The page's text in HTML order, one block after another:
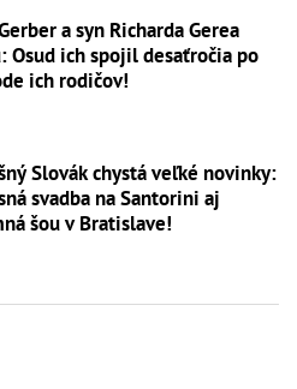
a syn Richarda Gerea
Osud ich spojil desaťročia po
ich rodičov!
Slovák chystá veľké novinky:
svadba na Santorini aj
šou v Bratislave!